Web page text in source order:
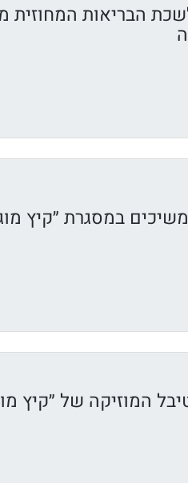
הבריאות המחוזית
במסגרת ״קיץ
המוזיקה של ״קיץ